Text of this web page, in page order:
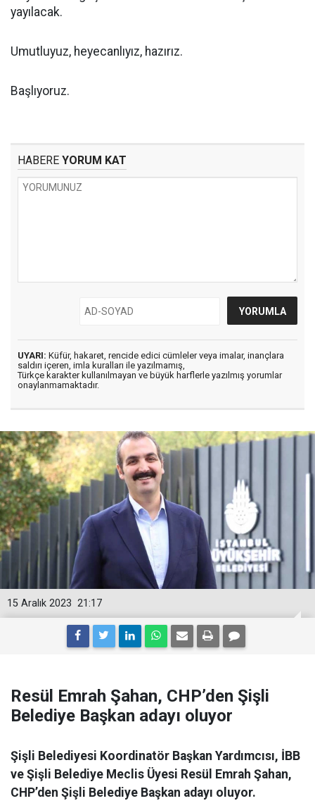
yayılacak.
Umutluyuz, heyecanlıyız, hazırız.
Başlıyoruz.
HABERE YORUM KAT
UYARI: Küfür, hakaret, rencide edici cümleler veya imalar, inançlara
saldırı içeren, imla kuralları ile yazılmamış,
Türkçe karakter kullanılmayan ve büyük harflerle yazılmış yorumlar
onaylanmamaktadır.
21:17
15 Aralık 2023
Resül Emrah Şahan, CHP’den Şişli
Belediye Başkan adayı oluyor
Şişli Belediyesi Koordinatör Başkan Yardımcısı, İBB
ve Şişli Belediye Meclis Üyesi Resül Emrah Şahan,
CHP’den Şişli Belediye Başkan adayı oluyor.